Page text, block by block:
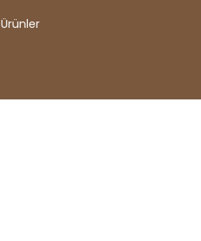
Ürünler